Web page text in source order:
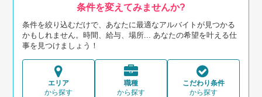
条件を変えてみませんか?
条件を絞り込むだけで、あなたに最適なアルバイトが見つかる
かもしれません。時間、給与、場所... あなたの希望を叶える仕
事を見つけましょう！
エリア
から探す
職種
から探す
こだわり条件
から探す